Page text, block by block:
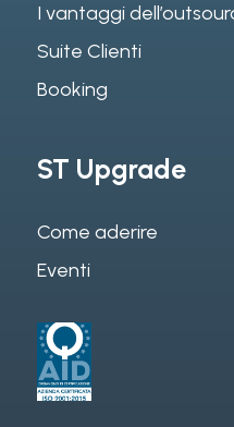
I vantaggi
Suite Clienti
Booking
ST Upgrade
Come aderire
Eventi